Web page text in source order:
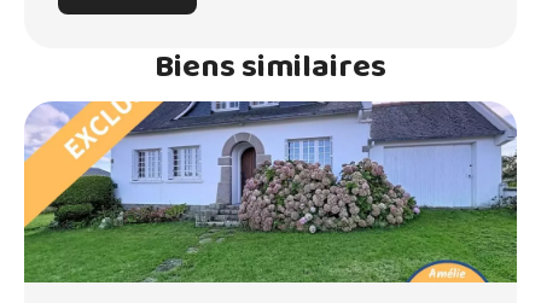
Biens similaires